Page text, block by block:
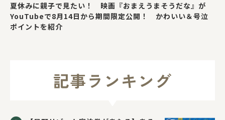
夏休みに親子で見たい！ 映画『おまえうまそうだな』が
YouTubeで8月14日から期間限定公開！ かわいい＆号泣
ポイントを紹介
記事ランキング